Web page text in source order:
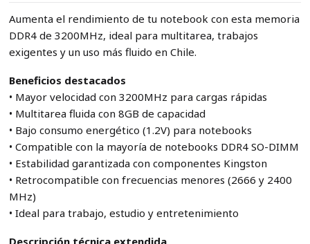
Aumenta el rendimiento de tu notebook con esta memoria
DDR4 de 3200MHz, ideal para multitarea, trabajos
exigentes y un uso más fluido en Chile.
Beneficios destacados
• Mayor velocidad con 3200MHz para cargas rápidas
• Multitarea fluida con 8GB de capacidad
• Bajo consumo energético (1.2V) para notebooks
• Compatible con la mayoría de notebooks DDR4 SO-DIMM
• Estabilidad garantizada con componentes Kingston
• Retrocompatible con frecuencias menores (2666 y 2400
MHz)
• Ideal para trabajo, estudio y entretenimiento
Descripción técnica extendida